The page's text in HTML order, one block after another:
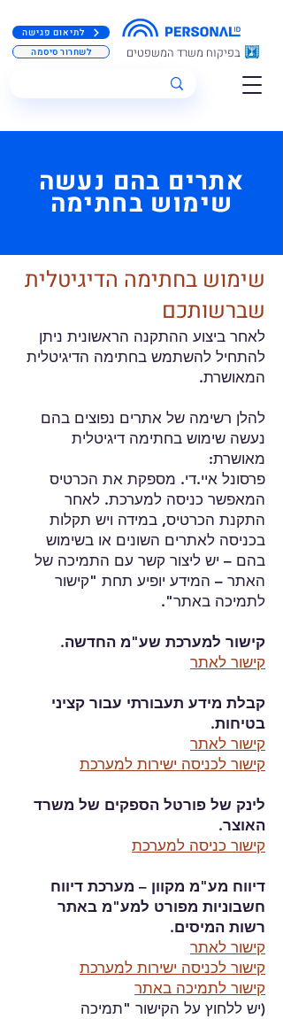
לתיאום פגישה
לשחרור סיסמה
בפיקוח משרד המשפטים
אתרים בהם נעשה
שימוש בחתימה
שימוש בחתימה הדיגיטלית
שברשותכם
לאחר ביצוע ההתקנה הראשונית ניתן
להתחיל להשתמש בחתימה הדיגיטלית
המאושרת.
להלן רשימה של אתרים נפוצים בהם
נעשה שימוש בחתימה דיגיטלית
מאושרת:
פרסונל איי.די. מספקת את הכרטיס
המאפשר כניסה למערכת. לאחר
התקנת הכרטיס, במידה ויש תקלות
בכניסה לאתרים השונים או בשימוש
בהם – יש ליצור קשר עם התמיכה של
האתר – המידע יופיע תחת "קישור
לתמיכה באתר".
קישור למערכת שע"מ החדשה.
קישור לאתר
קבלת מידע תעבורתי עבור קציני
בטיחות.
קישור לאתר
קישור לכניסה ישירות למערכת
לינק של פורטל הספקים של משרד
האוצר.
קישור כניסה למערכת
דיווח מע"מ מקוון – מערכת דיווח
חשבוניות מפורט למע"מ באתר
רשות המיסים.
קישור לאתר
קישור לכניסה ישירות למערכת
קישור לתמיכה באתר
(יש ללחוץ על הקישור "תמיכה